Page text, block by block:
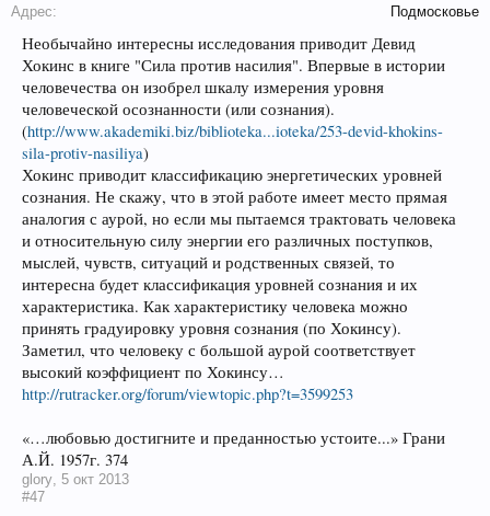
Адрес:
Подмосковье
Необычайно интересны исследования приводит Девид
Хокинс в книге "Сила против насилия". Впервые в истории
человечества он изобрел шкалу измерения уровня
человеческой осознанности (или сознания).
(http://www.akademiki.biz/biblioteka...ioteka/253-devid-khokins-
sila-protiv-nasiliya)
Хокинс приводит классификацию энергетических уровней
сознания. Не скажу, что в этой работе имеет место прямая
аналогия с аурой, но если мы пытаемся трактовать человека
и относительную силу энергии его различных поступков,
мыслей, чувств, ситуаций и родственных связей, то
интересна будет классификация уровней сознания и их
характеристика. Как характеристику человека можно
принять градуировку уровня сознания (по Хокинсу).
Заметил, что человеку с большой аурой соответствует
высокий коэффициент по Хокинсу…
http://rutracker.org/forum/viewtopic.php?t=3599253
«…любовью достигните и преданностью устоите...» Грани
А.Й. 1957г. 374
glory 5 окт 2013
#47